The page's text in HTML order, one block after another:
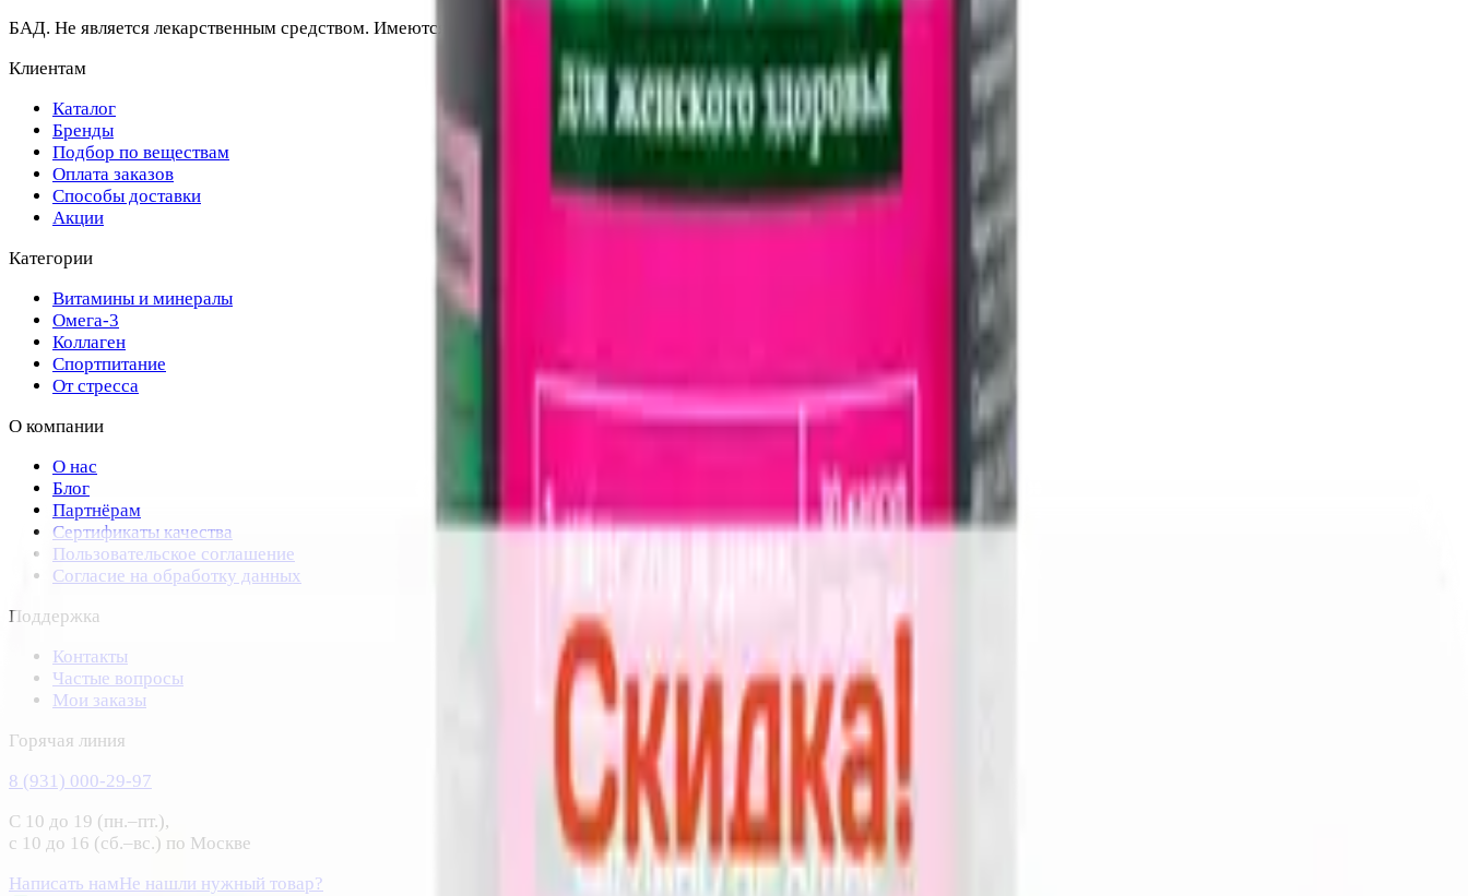
БАД. Не является лекарственным средством. Имеются противопоказания, необходима консультация специалиста.
Клиентам
Каталог
Бренды
Подбор по веществам
Оплата заказов
Способы доставки
Акции
Категории
Витамины и минералы
Омега-3
Коллаген
Спортпитание
От стресса
О компании
О нас
Блог
Партнёрам
Сертификаты качества
Пользовательское соглашение
Согласие на обработку данных
Поддержка
Контакты
Частые вопросы
Мои заказы
Горячая линия
8 (931) 000-29-97
С 10 до 19 (пн.–пт.),
с 10 до 16 (сб.–вс.) по Москве
Написать намНе нашли нужный товар?